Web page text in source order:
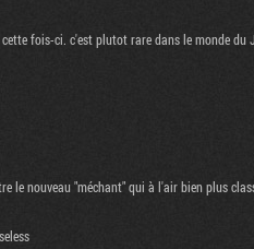
fois-ci. c'est plutot rare dans le monde du
le nouveau "méchant" qui à l'air bien plus